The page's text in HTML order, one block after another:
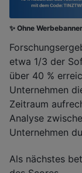
✨ Ohne
etwa 1/3 der
über 40 %
Unternehmen
Zeitraum
Analyse
Unternehmen
Als nächstes